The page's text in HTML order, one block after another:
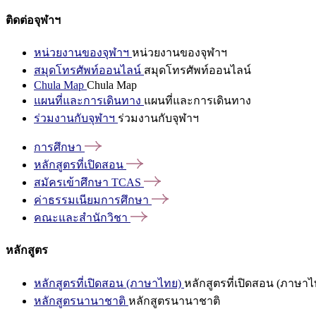
ติดต่อจุฬาฯ
หน่วยงานของจุฬาฯ หน่วยงานของจุฬาฯ
สมุดโทรศัพท์ออนไลน์ สมุดโทรศัพท์ออนไลน์
Chula Map Chula Map
แผนที่และการเดินทาง แผนที่และการเดินทาง
ร่วมงานกับจุฬาฯ ร่วมงานกับจุฬาฯ
การศึกษา
หลักสูตรที่เปิดสอน
สมัครเข้าศึกษา TCAS
ค่าธรรมเนียมการศึกษา
คณะและสำนักวิชา
หลักสูตร
หลักสูตรที่เปิดสอน (ภาษาไทย) หลักสูตรที่เปิดสอน (ภาษาไ
หลักสูตรนานาชาติ หลักสูตรนานาชาติ